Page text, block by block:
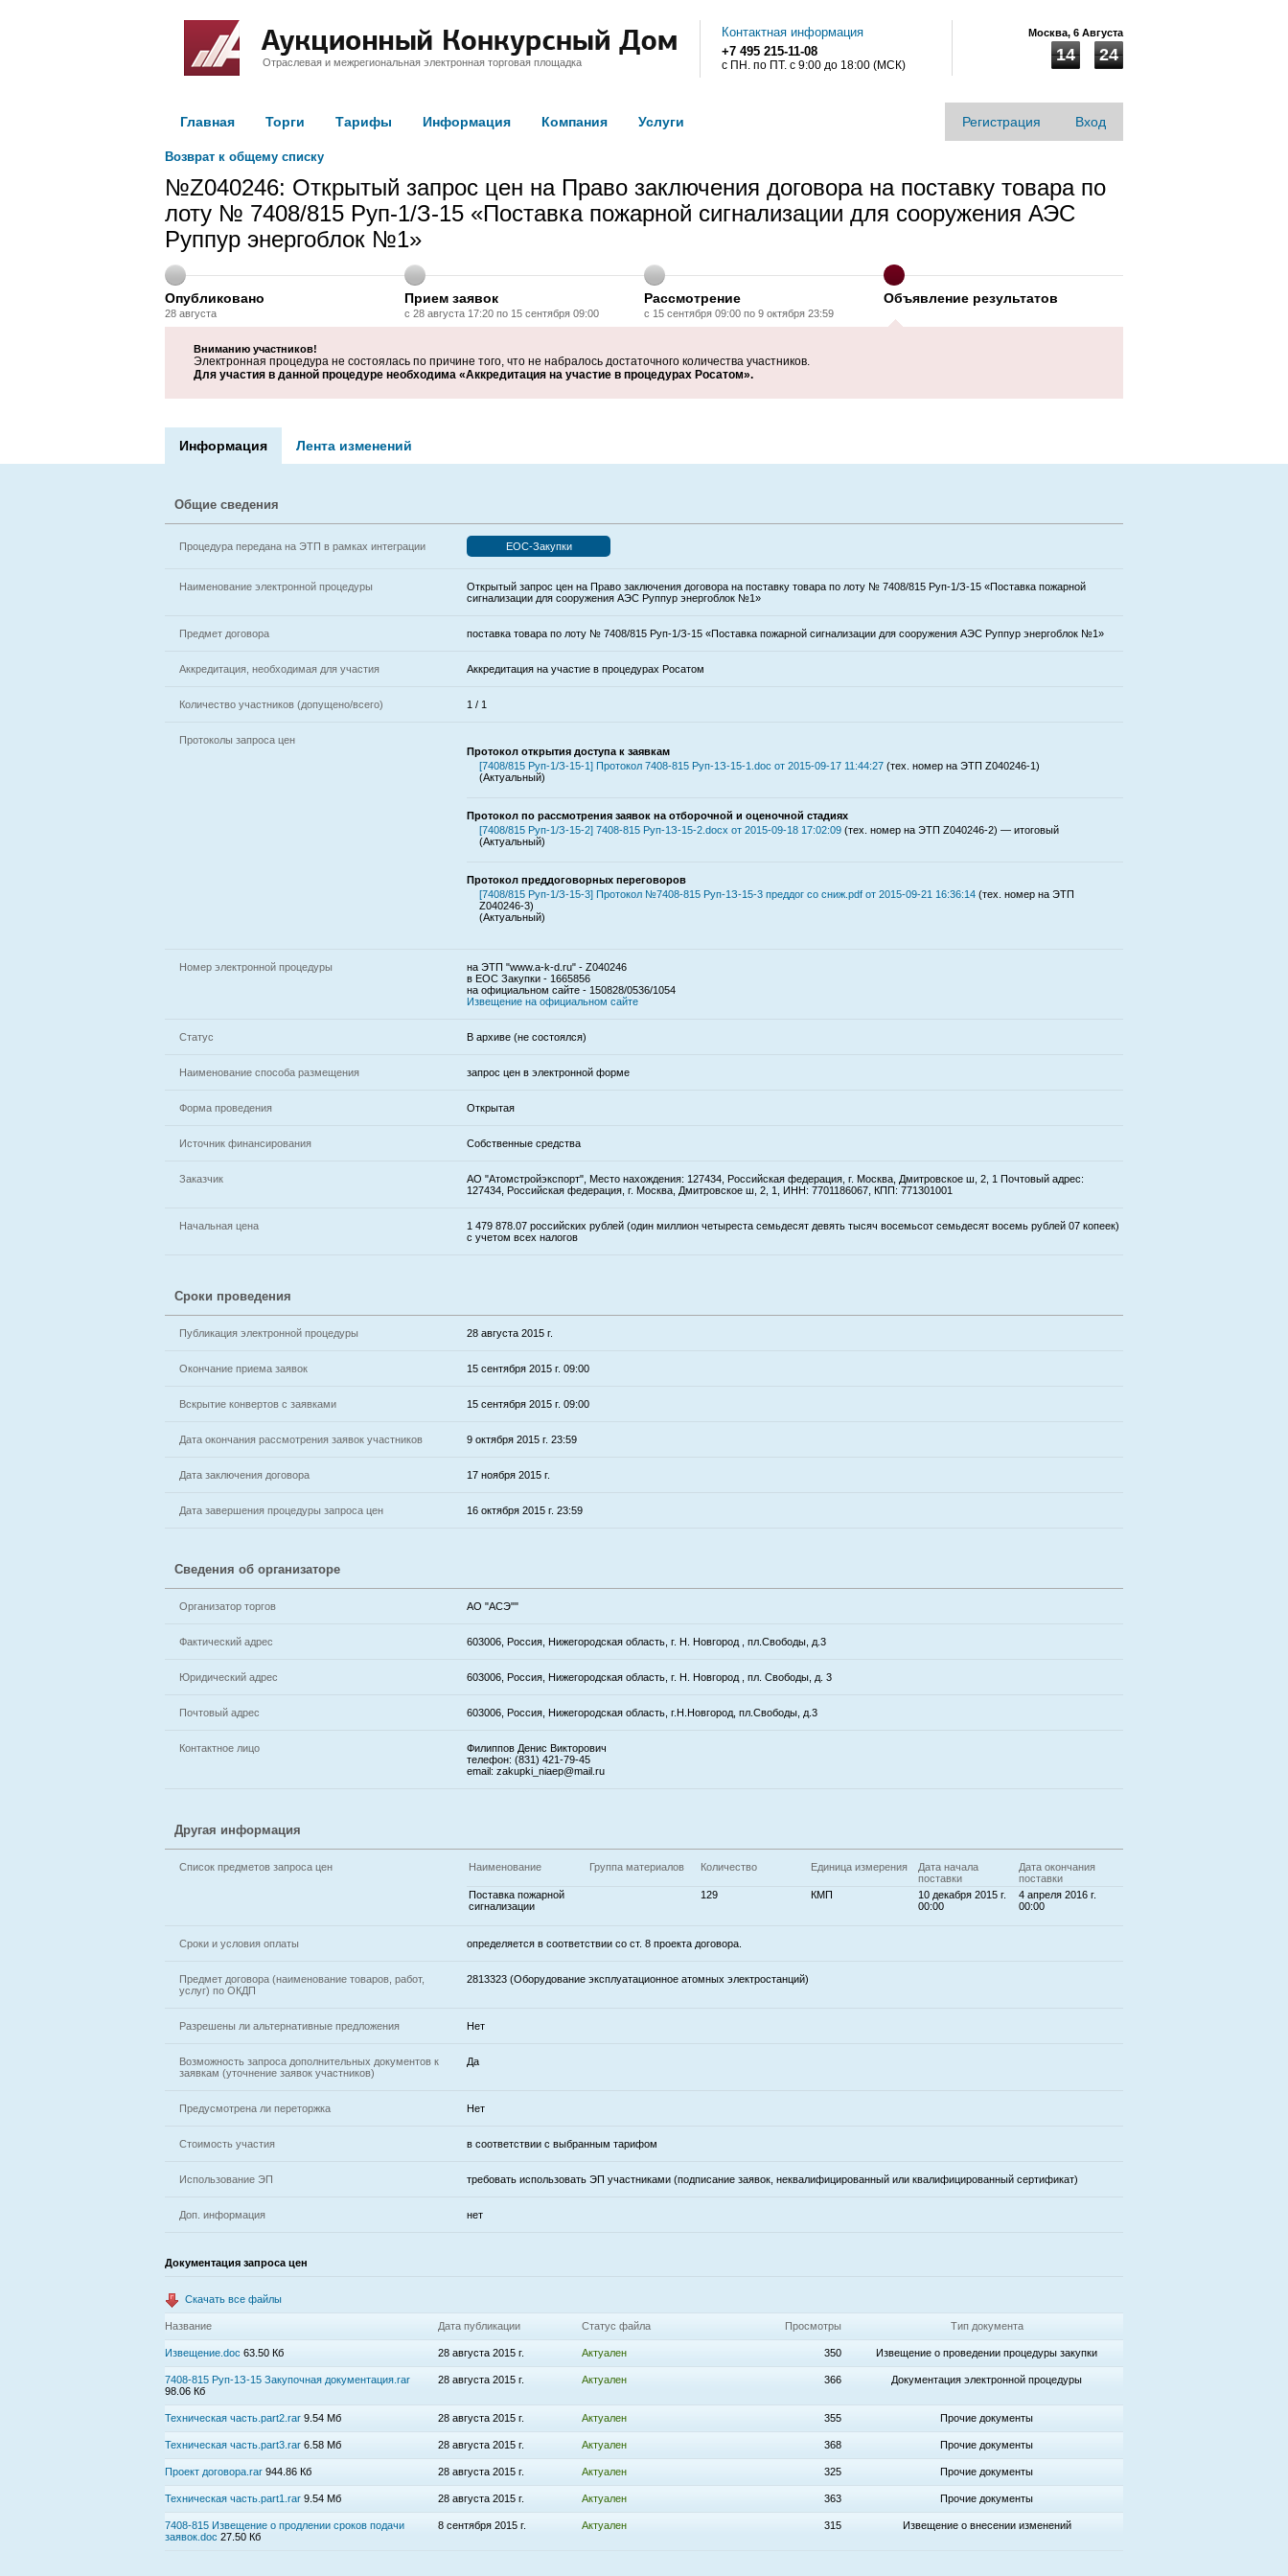
Отраслевая и межрегиональная электронная торговая площадка
Контактная информация
+7 495 215-11-08
с ПН. по ПТ. с 9:00 до 18:00 (МСК)
Москва, 6 Августа
24
14
Главная Торги Тарифы Информация Компания Услуги Регистрация Вход
Возврат к общему списку
№Z040246: Открытый запрос цен на Право заключения договора на поставку товара по
лоту № 7408/815 Руп-1/З-15 «Поставка пожарной сигнализации для сооружения АЭС
Руппур энергоблок №1»
Опубликовано
28 августа
Прием заявок
с 28 августа 17:20 по 15 сентября 09:00
Рассмотрение
с 15 сентября 09:00 по 9 октября 23:59
Объявление результатов
Вниманию участников!
Электронная процедура не состоялась по причине того, что не набралось достаточного количества участников.
Для участия в данной процедуре необходима «Аккредитация на участие в процедурах Росатом».
Информация Лента изменений
Общие сведения
Процедура передана на ЭТП в рамках интеграции ЕОС-Закупки
Наименование электронной процедуры
Открытый запрос цен на Право заключения договора на поставку товара по лоту № 7408/815 Руп-1/З-15 «Поставка пожарной
сигнализации для сооружения АЭС Руппур энергоблок №1»
Предмет договора поставка товара по лоту № 7408/815 Руп-1/З-15 «Поставка пожарной сигнализации для сооружения АЭС Руппур энергоблок №1»
Аккредитация, необходимая для участия Аккредитация на участие в процедурах Росатом
Количество участников (допущено/всего) 1 / 1
Протоколы запроса цен
Протокол открытия доступа к заявкам
[7408/815 Руп-1/З-15-1] Протокол 7408-815 Руп-1З-15-1.doc от 2015-09-17 11:44:27 (тех. номер на ЭТП Z040246-1)
(Актуальный)
Протокол по рассмотрения заявок на отборочной и оценочной стадиях
[7408/815 Руп-1/З-15-2] 7408-815 Руп-1З-15-2.docx от 2015-09-18 17:02:09 (тех. номер на ЭТП Z040246-2) — итоговый
(Актуальный)
Протокол преддоговорных переговоров
[7408/815 Руп-1/З-15-3] Протокол №7408-815 Руп-1З-15-3 преддог со сниж.pdf от 2015-09-21 16:36:14 (тех. номер на ЭТП
Z040246-3)
(Актуальный)
Номер электронной процедуры
на ЭТП "www.a-k-d.ru" - Z040246
в ЕОС Закупки - 1665856
на официальном сайте - 150828/0536/1054
Извещение на официальном сайте
Статус В архиве (не состоялся)
Наименование способа размещения запрос цен в электронной форме
Форма проведения Открытая
Источник финансирования Собственные средства
Заказчик
АО "Атомстройэкспорт", Место нахождения: 127434, Российская федерация, г. Москва, Дмитровское ш, 2, 1 Почтовый адрес:
127434, Российская федерация, г. Москва, Дмитровское ш, 2, 1, ИНН: 7701186067, КПП: 771301001
Начальная цена
1 479 878.07 российских рублей (один миллион четыреста семьдесят девять тысяч восемьсот семьдесят восемь рублей 07 копеек)
с учетом всех налогов
Сроки проведения
Публикация электронной процедуры 28 августа 2015 г.
Окончание приема заявок 15 сентября 2015 г. 09:00
Вскрытие конвертов с заявками 15 сентября 2015 г. 09:00
Дата окончания рассмотрения заявок участников 9 октября 2015 г. 23:59
Дата заключения договора 17 ноября 2015 г.
Дата завершения процедуры запроса цен 16 октября 2015 г. 23:59
Сведения об организаторе
Организатор торгов АО "АСЭ""
Фактический адрес 603006, Россия, Нижегородская область, г. Н. Новгород , пл.Свободы, д.3
Юридический адрес 603006, Россия, Нижегородская область, г. Н. Новгород , пл. Свободы, д. 3
Почтовый адрес 603006, Россия, Нижегородская область, г.Н.Новгород, пл.Свободы, д.3
Контактное лицо
Филиппов Денис Викторович
телефон: (831) 421-79-45
email: zakupki_niaep@mail.ru
Другая информация
Список предметов запроса цен Наименование Группа материалов Количество Единица измерения
Дата начала
поставки
Дата окончания
поставки
Поставка пожарной
сигнализации
129 КМП
10 декабря 2015 г.
00:00
4 апреля 2016 г.
00:00
Сроки и условия оплаты определяется в соответствии со ст. 8 проекта договора.
Предмет договора (наименование товаров, работ,
услуг) по ОКДП
2813323 (Оборудование эксплуатационное атомных электростанций)
Разрешены ли альтернативные предложения Нет
Возможность запроса дополнительных документов к
заявкам (уточнение заявок участников)
Да
Предусмотрена ли переторжка Нет
Стоимость участия в соответствии с выбранным тарифом
Использование ЭП требовать использовать ЭП участниками (подписание заявок, неквалифицированный или квалифицированный сертификат)
Доп. информация нет
Документация запроса цен
Скачать все файлы
Название Дата публикации Статус файла Просмотры Тип документа
Извещение.doc 63.50 Кб 28 августа 2015 г. Актуален 350 Извещение о проведении процедуры закупки
7408-815 Руп-1З-15 Закупочная документация.rar
98.06 Кб
28 августа 2015 г. Актуален 366 Документация электронной процедуры
Техническая часть.part2.rar 9.54 Мб 28 августа 2015 г. Актуален 355 Прочие документы
Техническая часть.part3.rar 6.58 Мб 28 августа 2015 г. Актуален 368 Прочие документы
Проект договора.rar 944.86 Кб 28 августа 2015 г. Актуален 325 Прочие документы
Техническая часть.part1.rar 9.54 Мб 28 августа 2015 г. Актуален 363 Прочие документы
7408-815 Извещение о продлении сроков подачи
заявок.doc 27.50 Кб
8 сентября 2015 г. Актуален 315 Извещение о внесении изменений